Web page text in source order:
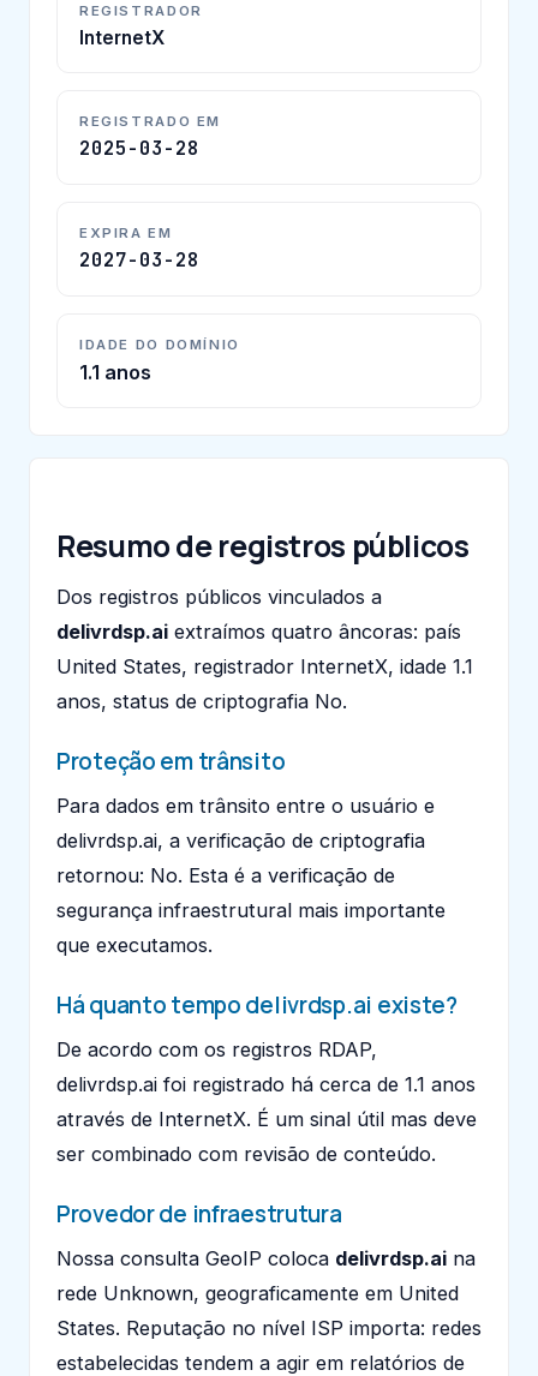
REGISTRADOR
InternetX
REGISTRADO EM
2025-03-28
EXPIRA EM
2027-03-28
IDADE DO DOMÍNIO
1.1 anos
Resumo de registros públicos
Dos registros públicos vinculados a
delivrdsp.ai extraímos quatro âncoras: país
United States, registrador InternetX, idade 1.1
anos, status de criptografia No.
Proteção em trânsito
Para dados em trânsito entre o usuário e
delivrdsp.ai, a verificação de criptografia
retornou: No. Esta é a verificação de
segurança infraestrutural mais importante
que executamos.
Há quanto tempo delivrdsp.ai existe?
De acordo com os registros RDAP,
delivrdsp.ai foi registrado há cerca de 1.1 anos
através de InternetX. É um sinal útil mas deve
ser combinado com revisão de conteúdo.
Provedor de infraestrutura
Nossa consulta GeoIP coloca delivrdsp.ai na
rede Unknown, geograficamente em United
States. Reputação no nível ISP importa: redes
estabelecidas tendem a agir em relatórios de